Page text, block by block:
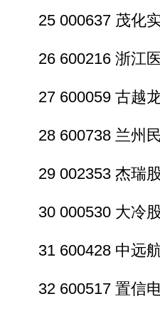
25 000637 茂化实
26 600216 浙江医
27 600059 古越龙
28 600738 兰州民
29 002353 杰瑞股
30 000530 大冷股
31 600428 中远航
32 600517 置信电